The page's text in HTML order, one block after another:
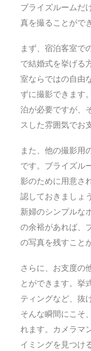
ブライズルームだ
真を撮ることがで
まず、宿泊客室で
で結婚式を挙げる
室ならではの自由
ずに撮影できます
泊が必要ですが、
スした雰囲気でお
また、他の撮影用
です。ブライズル
影のために用意さ
認しておきましょ
新婦のシンプルな
の余裕があれば、
の写真を残すこと
さらに、お支度の
とができます。挙
ティングなど、抜
そんな瞬間にこそ
れます。カメラマ
イミングを見つけ